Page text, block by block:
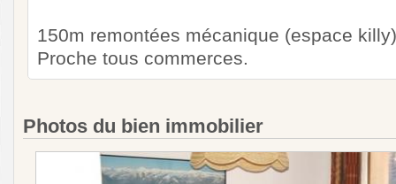
150m remontées mécanique (espace killy)
Proche tous commerces.
Photos du bien immobilier